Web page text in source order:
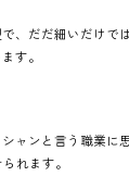
、だだ細いだけで
す。
ャンと言う職業に
れます。